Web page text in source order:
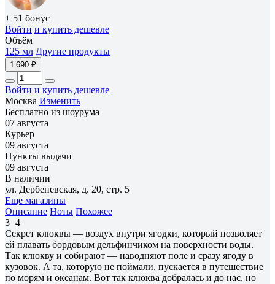
+ 51 бонус
Войти и купить дешевле
Объём
125 мл Другие продукты
1 690 ₽
Войти и купить дешевле
Москва Изменить
Бесплатно из шоурума
07 августа
Курьер
09 августа
Пункты выдачи
09 августа
В наличии
ул. Дербеневская, д. 20, стр. 5
Еще магазины
Описание Ноты Похожее
3=4
Секрет клюквы — воздух внутри ягодки, который позволяет
ей плавать бордовым дельфинчиком на поверхности воды.
Так клюкву и собирают — наводняют поле и сразу ягоду в
кузовок. А та, которую не поймали, пускается в путешествие
по морям и океанам. Вот так клюква добралась и до нас, но